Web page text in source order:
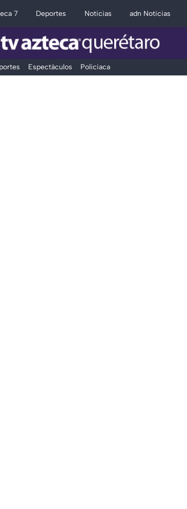
7 Deportes Noticias adn Noticias
Espectáculos Policiaca